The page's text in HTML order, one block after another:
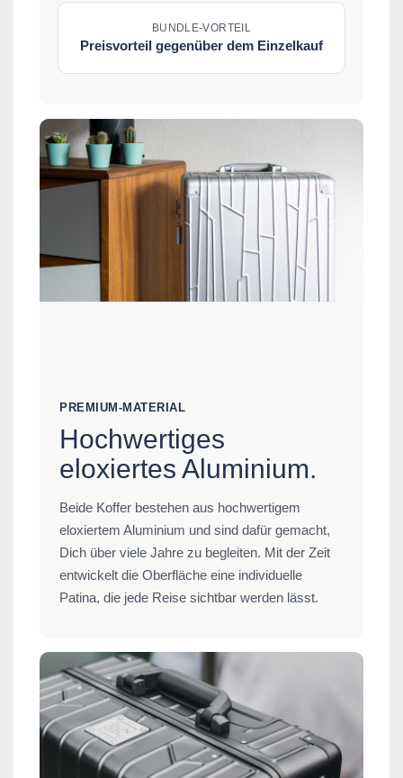
BUNDLE-VORTEIL
Preisvorteil gegenüber dem Einzelkauf
PREMIUM-MATERIAL
Hochwertiges
eloxiertes Aluminium.
Beide Koffer bestehen aus hochwertigem
eloxiertem Aluminium und sind dafür gemacht,
Dich über viele Jahre zu begleiten. Mit der Zeit
entwickelt die Oberfläche eine individuelle
Patina, die jede Reise sichtbar werden lässt.